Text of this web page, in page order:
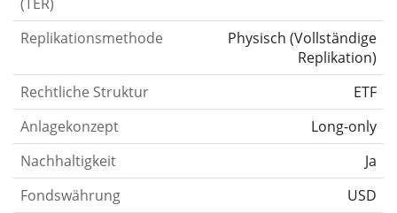
Replikationsmethode Physisch (Vollständige
Replikation)
Rechtliche Struktur
ETF
Anlagekonzept
Long-only
Nachhaltigkeit
Ja
Fondswährung
USD